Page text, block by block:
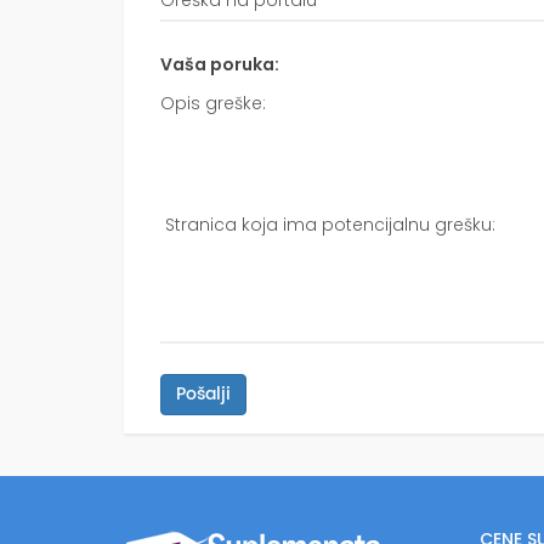
Vaša poruka:
Pošalji
CENE